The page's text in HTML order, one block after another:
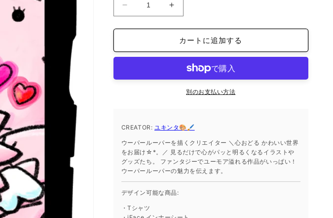
reflection
イ
ナ
シ
の
量
を
減
ら
す
iFace
reflection
イ
ン
ナ
シ
の
量
を
増
や
す
カートに追加する
別のお支払い方法
CREATOR: ユキンタ🎨🖌
ウーパールーパーを描くクリエイター ＼心おどる かわいい世界
をお届け☆*。／ 見るだけで心がパッと明るくなるイラストや
グッズたち。 ファンタジーでユーモア溢れる作品がいっぱい！
ウーパールーパーの魅力を伝えます。
デザイン可能な商品:
・Tシャツ